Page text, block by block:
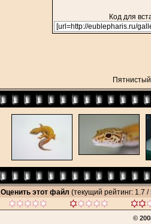
Код для
Оценить этот файл (текущий рейтинг: 1.7 /
©